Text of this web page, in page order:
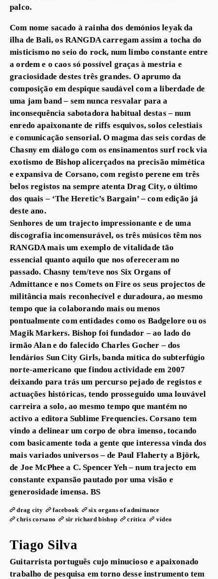
palco.
Com nome sacado à rainha dos demónios leyak da
ilha de Bali, os RANGDA carregam assim a tocha do
misticismo no seio do rock, num limbo constante entre
a ordem e o caos só possível graças à mestria e
graciosidade destes três grandes. O aprumo da
composição em despique saudável com a liberdade de
uma jam band – sem nunca resvalar para a
inconsequência sabotadora habitual destas – num
enredo apaixonante de riffs esquivos, solos celestiais
e comunicação sensorial. O magma das seis cordas de
Chasny em diálogo com os ensinamentos surf rock via
exotismo de Bishop alicerçados na precisão mimética
e expansiva de Corsano, com registo perene em três
belos registos na sempre atenta Drag City, o último
dos quais – ‘The Heretic’s Bargain’ – com edição já
deste ano.
Senhores de um trajecto impressionante e de uma
discografia incomensurável, os três músicos têm nos
RANGDA mais um exemplo de vitalidade tão
essencial quanto aquilo que nos ofereceram no
passado. Chasny tem/teve nos Six Organs of
Admittance e nos Comets on Fire os seus projectos de
militância mais reconhecível e duradoura, ao mesmo
tempo que ia colaborando mais ou menos
pontualmente com entidades como os Badgelore ou os
Magik Markers. Bishop foi fundador – ao lado do
irmão Alan e do falecido Charles Gocher – dos
lendários Sun City Girls, banda mítica do subterfúgio
norte-americano que findou actividade em 2007
deixando para trás um percurso pejado de registos e
actuações históricas, tendo prosseguido uma louvável
carreira a solo, ao mesmo tempo que mantém no
activo a editora Sublime Frequencies. Corsano tem
vindo a delinear um corpo de obra imenso, tocando
com basicamente toda a gente que interessa vinda dos
mais variados universos – de Paul Flaherty a Björk,
de Joe McPhee a C. Spencer Yeh – num trajecto em
constante expansão pautado por uma visão e
generosidade imensa. BS
drag city facebook
six organs of admittance
chris corsano
sir richard bishop crítica vídeo
Tiago Silva
Guitarrista português cujo minucioso e apaixonado
trabalho de pesquisa em torno desse instrumento tem